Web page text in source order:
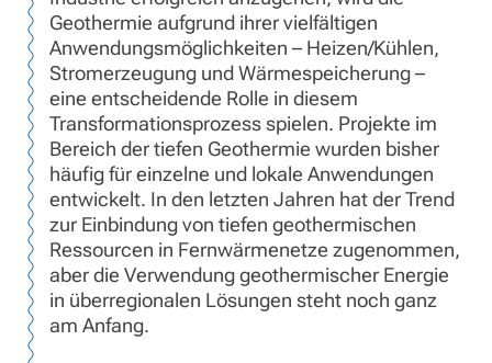
Geothermie aufgrund ihrer vielfältigen
Anwendungsmöglichkeiten – Heizen/Kühlen,
Stromerzeugung und Wärmespeicherung –
eine entscheidende Rolle in diesem
Transformationsprozess spielen. Projekte im
Bereich der tiefen Geothermie wurden bisher
häufig für einzelne und lokale Anwendungen
entwickelt. In den letzten Jahren hat der Trend
zur Einbindung von tiefen geothermischen
Ressourcen in Fernwärmenetze zugenommen,
aber die Verwendung geothermischer Energie
in überregionalen Lösungen steht noch ganz
am Anfang.